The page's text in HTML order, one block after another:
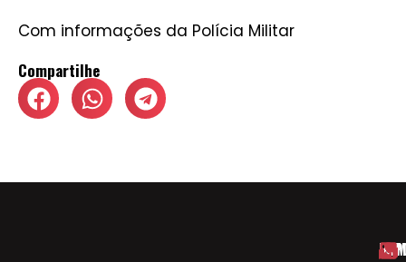
Com informações da Polícia Militar
Compartilhe